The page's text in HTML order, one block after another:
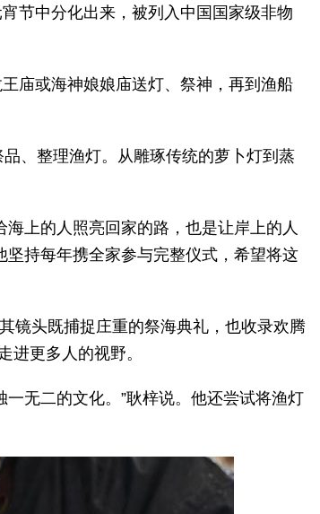
节中分化出来，被列入中国国家级非物
庙或海神娘娘庙送灯、祭神，再到渔船
、整理渔灯。从雕琢传统的萝卜灯到蒸
上的人照亮回家的路，也是让岸上的人
持每年携全家参与完整仪式，希望将这
镜头既捕捉庄重的祭海典礼，也收录欢腾
进更多人的视野。
无二的文化。”耿梓说。他还尝试将渔灯